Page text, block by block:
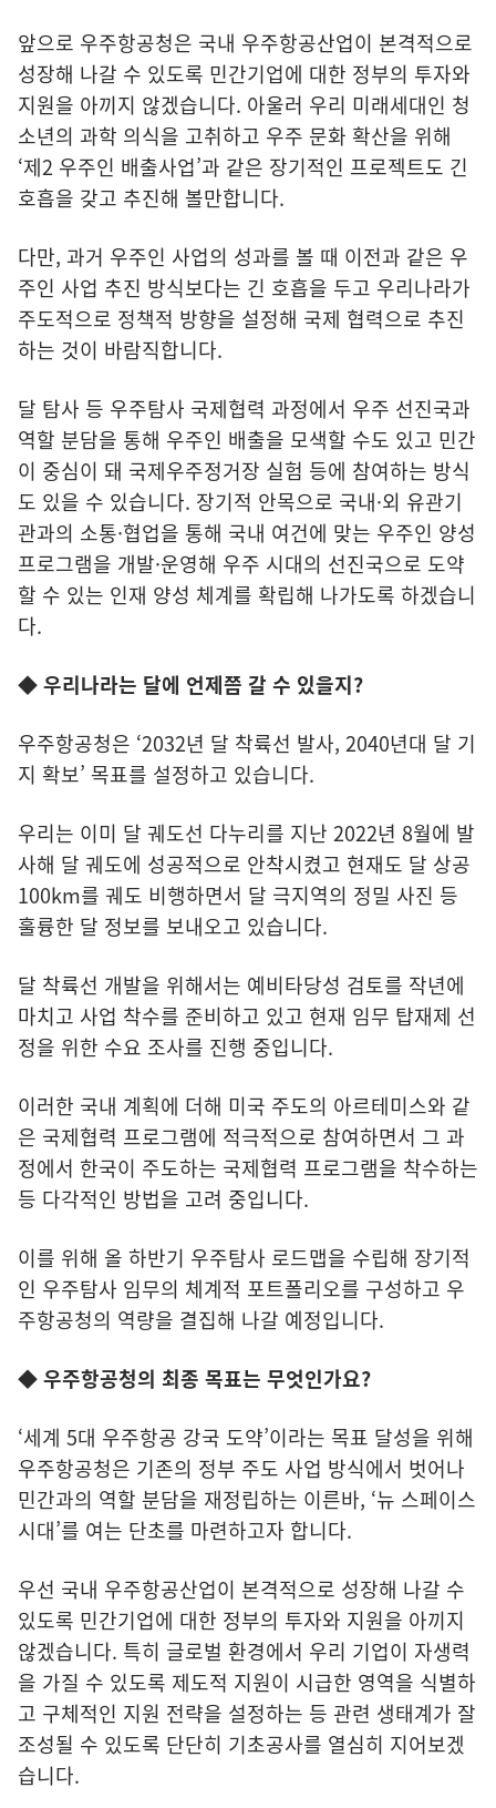
앞으로 우주항공청은 국내 우주항공산업이 본격적으로
성장해 나갈 수 있도록 민간기업에 대한 정부의 투자와
지원을 아끼지 않겠습니다. 아울러 우리 미래세대인 청
소년의 과학 의식을 고취하고 우주 문화 확산을 위해
‘제2 우주인 배출사업’과 같은 장기적인 프로젝트도 긴
호흡을 갖고 추진해 볼만합니다.
다만, 과거 우주인 사업의 성과를 볼 때 이전과 같은 우
주인 사업 추진 방식보다는 긴 호흡을 두고 우리나라가
주도적으로 정책적 방향을 설정해 국제 협력으로 추진
하는 것이 바람직합니다.
달 탐사 등 우주탐사 국제협력 과정에서 우주 선진국과
역할 분담을 통해 우주인 배출을 모색할 수도 있고 민간
이 중심이 돼 국제우주정거장 실험 등에 참여하는 방식
도 있을 수 있습니다. 장기적 안목으로 국내·외 유관기
관과의 소통·협업을 통해 국내 여건에 맞는 우주인 양성
프로그램을 개발·운영해 우주 시대의 선진국으로 도약
할 수 있는 인재 양성 체계를 확립해 나가도록 하겠습니
다.
◆ 우리나라는 달에 언제쯤 갈 수 있을지?
우주항공청은 ‘2032년 달 착륙선 발사, 2040년대 달 기
지 확보’ 목표를 설정하고 있습니다.
우리는 이미 달 궤도선 다누리를 지난 2022년 8월에 발
사해 달 궤도에 성공적으로 안착시켰고 현재도 달 상공
100km를 궤도 비행하면서 달 극지역의 정밀 사진 등
훌륭한 달 정보를 보내오고 있습니다.
달 착륙선 개발을 위해서는 예비타당성 검토를 작년에
마치고 사업 착수를 준비하고 있고 현재 임무 탑재제 선
정을 위한 수요 조사를 진행 중입니다.
이러한 국내 계획에 더해 미국 주도의 아르테미스와 같
은 국제협력 프로그램에 적극적으로 참여하면서 그 과
정에서 한국이 주도하는 국제협력 프로그램을 착수하는
등 다각적인 방법을 고려 중입니다.
이를 위해 올 하반기 우주탐사 로드맵을 수립해 장기적
인 우주탐사 임무의 체계적 포트폴리오를 구성하고 우
주항공청의 역량을 결집해 나갈 예정입니다.
◆ 우주항공청의 최종 목표는 무엇인가요?
‘세계 5대 우주항공 강국 도약’이라는 목표 달성을 위해
우주항공청은 기존의 정부 주도 사업 방식에서 벗어나
민간과의 역할 분담을 재정립하는 이른바, ‘뉴 스페이스
시대’를 여는 단초를 마련하고자 합니다.
우선 국내 우주항공산업이 본격적으로 성장해 나갈 수
있도록 민간기업에 대한 정부의 투자와 지원을 아끼지
않겠습니다. 특히 글로벌 환경에서 우리 기업이 자생력
을 가질 수 있도록 제도적 지원이 시급한 영역을 식별하
고 구체적인 지원 전략을 설정하는 등 관련 생태계가 잘
조성될 수 있도록 단단히 기초공사를 열심히 지어보겠
습니다.